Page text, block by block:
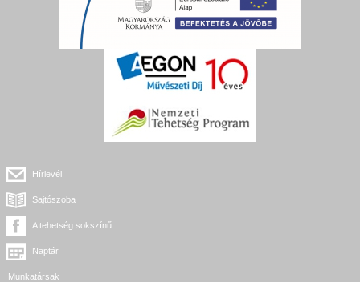
Hírlevél
Sajtószoba
A tehetség sokszínű
Naptár
Munkatársak